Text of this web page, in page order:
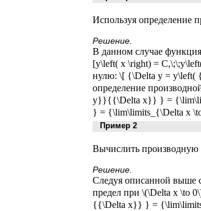
Используя определение
Решение.
В данном случае
[y\left( x \right) =
нулю: \[ {\Delta y = y\left(
определение
y}}{{\Delta x}} } =
} = {\lim\limits_{\Delta x
Пример 2
Вычислить
Решение.
Следуя описанной выше
предел при \(\Delta x \to
{{\Delta x}} } =